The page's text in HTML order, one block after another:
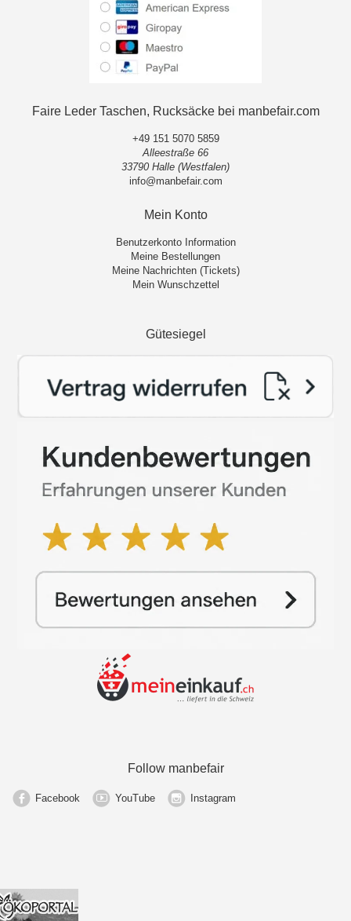
Faire Leder Taschen, Rucksäcke bei manbefair.com
+49 151 5070 5859
Alleestraße 66
33790 Halle (Westfalen)
info@manbefair.com
Mein Konto
Benutzerkonto Information
Meine Bestellungen
Meine Nachrichten (Tickets)
Mein Wunschzettel
Gütesiegel
Follow manbefair
Facebook YouTube Instagram